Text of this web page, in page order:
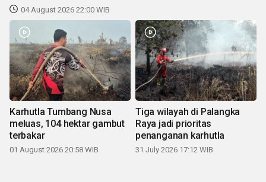
04 August 2026 22:00 WIB
Karhutla Tumbang Nusa
meluas, 104 hektar gambut
terbakar
01 August 2026 20:58 WIB
Tiga wilayah di Palangka
Raya jadi prioritas
penanganan karhutla
31 July 2026 17:12 WIB